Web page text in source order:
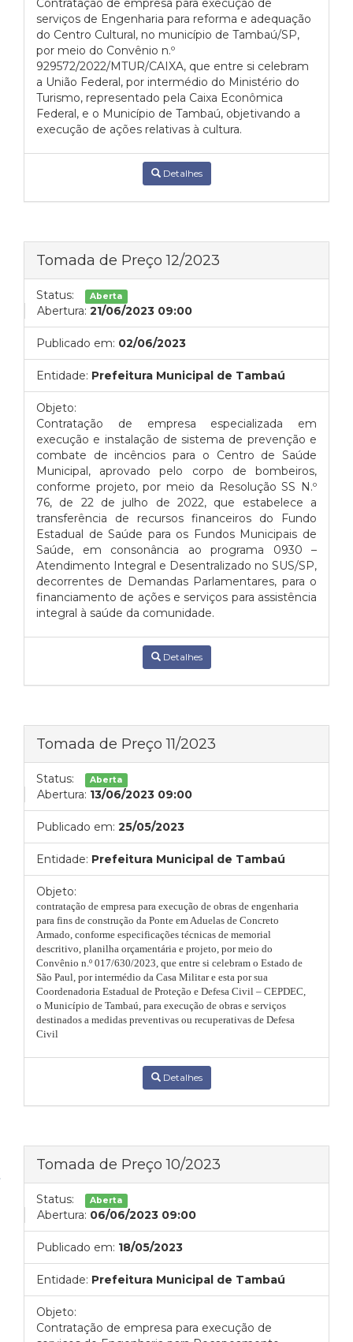
Contratação de empresa para execução de
serviços de Engenharia para reforma e adequação
do Centro Cultural, no município de Tambaú/SP,
por meio do Convênio n.º
929572/2022/MTUR/CAIXA, que entre si celebram
a União Federal, por intermédio do Ministério do
Turismo, representado pela Caixa Econômica
Federal, e o Município de Tambaú, objetivando a
execução de ações relativas à cultura.
Detalhes
Tomada de Preço 12/2023
Status: Aberta
Abertura: 21/06/2023 09:00
Publicado em: 02/06/2023
Entidade: Prefeitura Municipal de Tambaú
Objeto:
Contratação de empresa especializada em
execução e instalação de sistema de prevenção e
combate de incêncios para o Centro de Saúde
Municipal, aprovado pelo corpo de bombeiros,
conforme projeto, por meio da Resolução SS N.º
76, de 22 de julho de 2022, que estabelece a
transferência de recursos financeiros do Fundo
Estadual de Saúde para os Fundos Municipais de
Saúde, em consonância ao programa 0930 –
Atendimento Integral e Desentralizado no SUS/SP,
decorrentes de Demandas Parlamentares, para o
financiamento de ações e serviços para assistência
integral à saúde da comunidade.
Detalhes
Tomada de Preço 11/2023
Status: Aberta
Abertura: 13/06/2023 09:00
Publicado em: 25/05/2023
Entidade: Prefeitura Municipal de Tambaú
Objeto:
contratação de empresa para execução de obras de engenharia
para fins de construção da Ponte em Aduelas de Concreto
Armado, conforme especificações técnicas de memorial
descritivo, planilha orçamentária e projeto, por meio do
Convênio n.º 017/630/2023, que entre si celebram o Estado de
São Paul, por intermédio da Casa Militar e esta por sua
Coordenadoria Estadual de Proteção e Defesa Civil – CEPDEC,
o Município de Tambaú, para execução de obras e serviços
destinados a medidas preventivas ou recuperativas de Defesa
Civil
Detalhes
Tomada de Preço 10/2023
Status: Aberta
Abertura: 06/06/2023 09:00
Publicado em: 18/05/2023
Entidade: Prefeitura Municipal de Tambaú
Objeto:
Contratação de empresa para execução de